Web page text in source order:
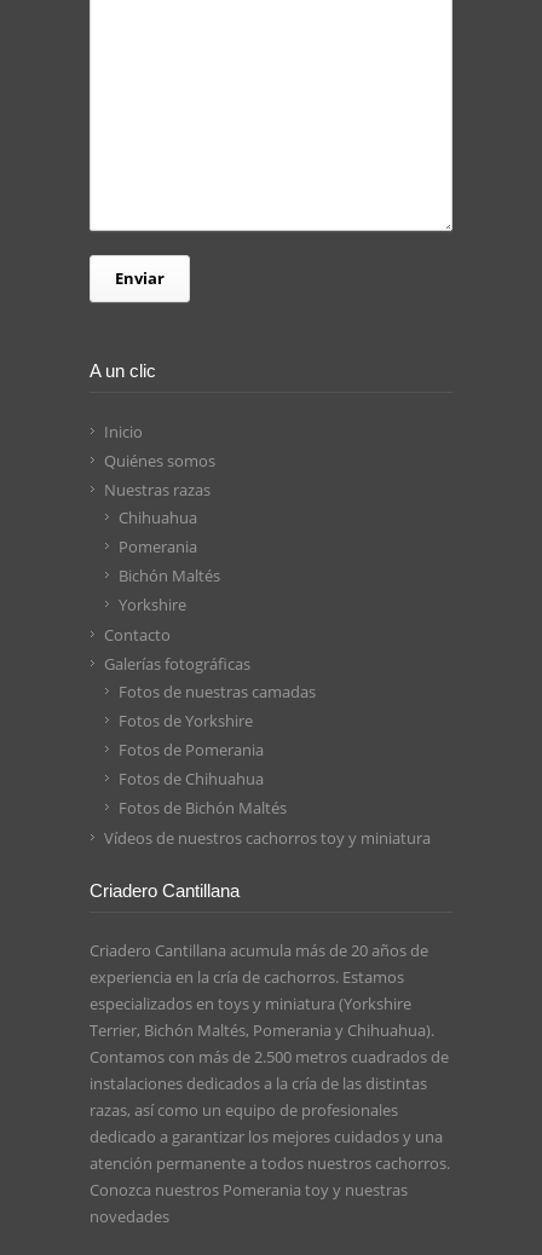
A un clic
Inicio
Quiénes somos
Nuestras razas
Chihuahua
Pomerania
Bichón Maltés
Yorkshire
Contacto
Galerías fotográficas
Fotos de nuestras camadas
Fotos de Yorkshire
Fotos de Pomerania
Fotos de Chihuahua
Fotos de Bichón Maltés
Vídeos de nuestros cachorros toy y miniatura
Criadero Cantillana
Criadero Cantillana acumula más de 20 años de
experiencia en la cría de cachorros. Estamos
especializados en toys y miniatura (Yorkshire
Terrier, Bichón Maltés, Pomerania y Chihuahua).
Contamos con más de 2.500 metros cuadrados de
instalaciones dedicados a la cría de las distintas
razas, así como un equipo de profesionales
dedicado a garantizar los mejores cuidados y una
atención permanente a todos nuestros cachorros.
Conozca nuestros Pomerania toyy nuestras
novedades